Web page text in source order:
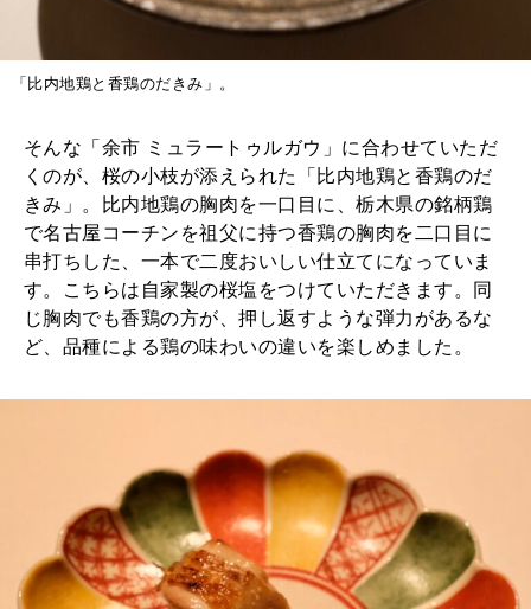
「比内地鶏と香鶏のだきみ」。
そんな「余市 ミュラートゥルガウ」に合わせていただ
くのが、桜の小枝が添えられた「比内地鶏と香鶏のだ
きみ」。比内地鶏の胸肉を一口目に、栃木県の銘柄鶏
で名古屋コーチンを祖父に持つ香鶏の胸肉を二口目に
串打ちした、一本で二度おいしい仕立てになっていま
す。こちらは自家製の桜塩をつけていただきます。同
じ胸肉でも香鶏の方が、押し返すような弾力があるな
ど、品種による鶏の味わいの違いを楽しめました。